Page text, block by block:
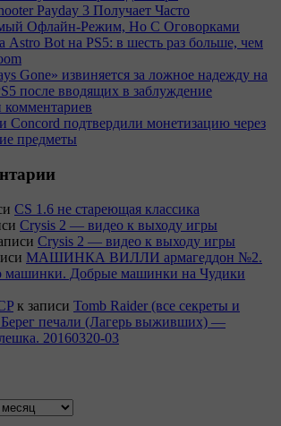
Payday 3 Получает Часто
Офлайн-Режим, Но С Оговорками
Astro Bot на PS5: в шесть раз больше, чем
Gone» извиняется за ложное надежду на
после вводящих в заблуждение
комментариев
Concord подтвердили монетизацию через
предметы
CS 1.6 не стареющая классика
Crysis 2 — видео к выходу игры
Crysis 2 — видео к выходу игры
МАШИНКА ВИЛЛИ армагеддон №2.
машинки. Добрые машинки на Чудики
к записи Tomb Raider (все секреты и
печали (Лагерь выживших) —
20160320-03